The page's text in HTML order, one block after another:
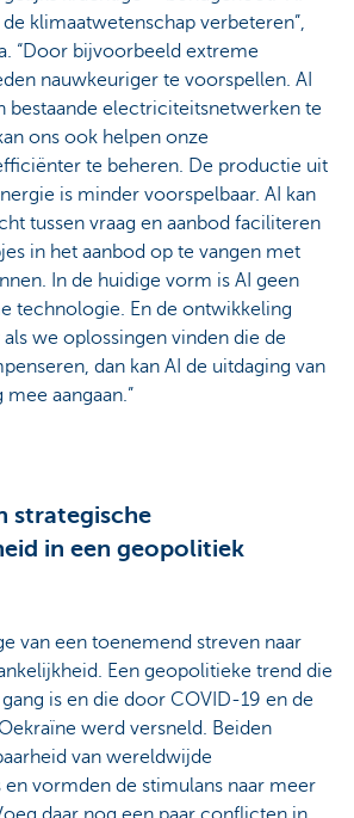
klimaatwetenschap verbeteren”,
“Door bijvoorbeeld extreme
nauwkeuriger te voorspellen. AI
bestaande electriciteitsnetwerken te
ons ook helpen onze
te beheren. De productie uit
is minder voorspelbaar. AI kan
tussen vraag en aanbod faciliteren
in het aanbod op te vangen met
In de huidige vorm is AI geen
technologie. En de ontwikkeling
we oplossingen vinden die de
dan kan AI de uitdaging van
aangaan.”
strategische
in een geopolitiek
van een toenemend streven naar
Een geopolitieke trend die
is en die door COVID-19 en de
werd versneld. Beiden
van wereldwijde
vormden de stimulans naar meer